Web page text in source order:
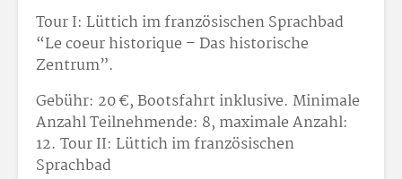
Tour I: Lüttich im französischen Sprachbad
“Le coeur historique – Das historische
Zentrum”.
Gebühr: 20 €, Bootsfahrt inklusive. Minimale
Anzahl Teilnehmende: 8, maximale Anzahl:
12. Tour II: Lüttich im französischen
Sprachbad